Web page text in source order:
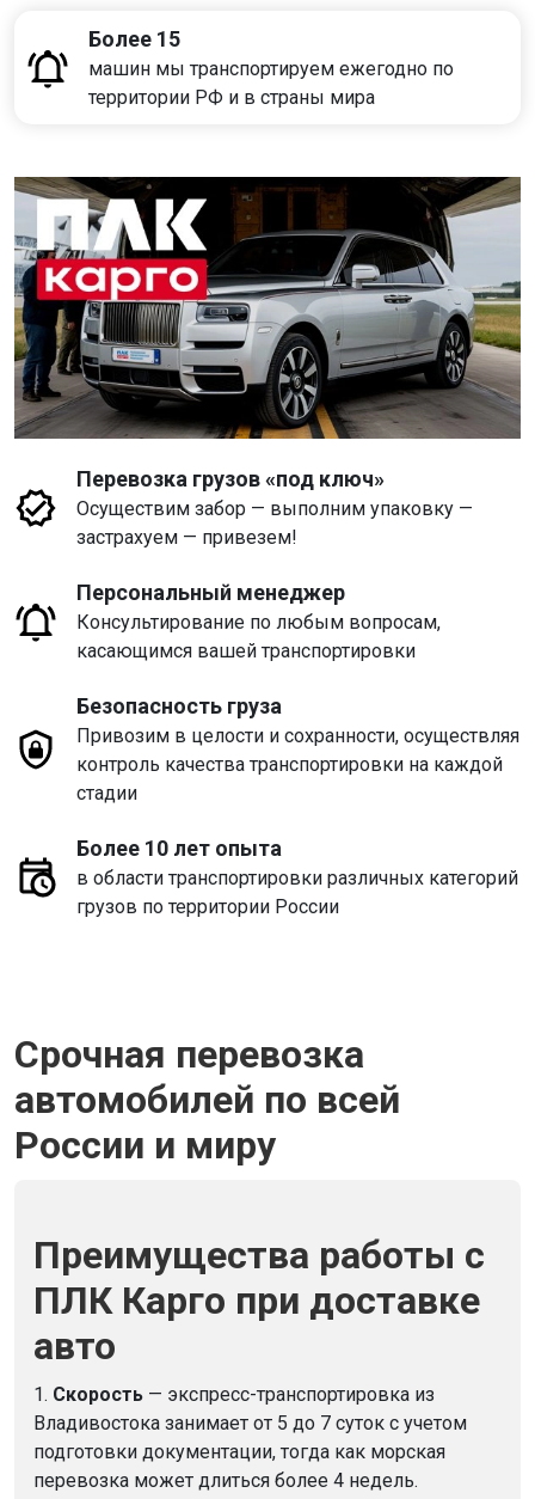
Более 15
машин мы транспортируем ежегодно по
территории РФ и в страны мира
Перевозка грузов «под ключ»
Осуществим забор — выполним упаковку —
застрахуем — привезем!
Персональный менеджер
Консультирование по любым вопросам,
касающимся вашей транспортировки
Безопасность груза
Привозим в целости и сохранности, осуществляя
контроль качества транспортировки на каждой
стадии
Более 10 лет опыта
в области транспортировки различных категорий
грузов по территории России
Срочная перевозка
автомобилей по всей
России и миру
Преимущества работы с
ПЛК Карго при доставке
авто
1. Скорость — экспресс-транспортировка из
Владивостока занимает от 5 до 7 суток с учетом
подготовки документации, тогда как морская
перевозка может длиться более 4 недель.